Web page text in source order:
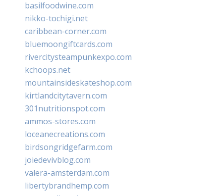
basilfoodwine.com
nikko-tochigi.net
caribbean-corner.com
bluemoongiftcards.com
rivercitysteampunkexpo.com
kchoops.net
mountainsideskateshop.com
kirtlandcitytavern.com
301nutritionspot.com
ammos-stores.com
loceanecreations.com
birdsongridgefarm.com
joiedevivblog.com
valera-amsterdam.com
libertybrandhemp.com